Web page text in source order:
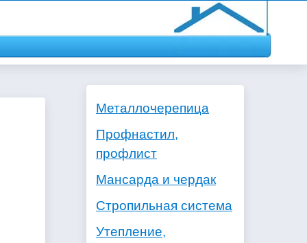
Металлочерепица
Профнастил,
профлист
Мансарда и чердак
Стропильная система
Утепление,